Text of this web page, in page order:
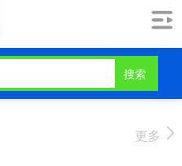
搜索
更多